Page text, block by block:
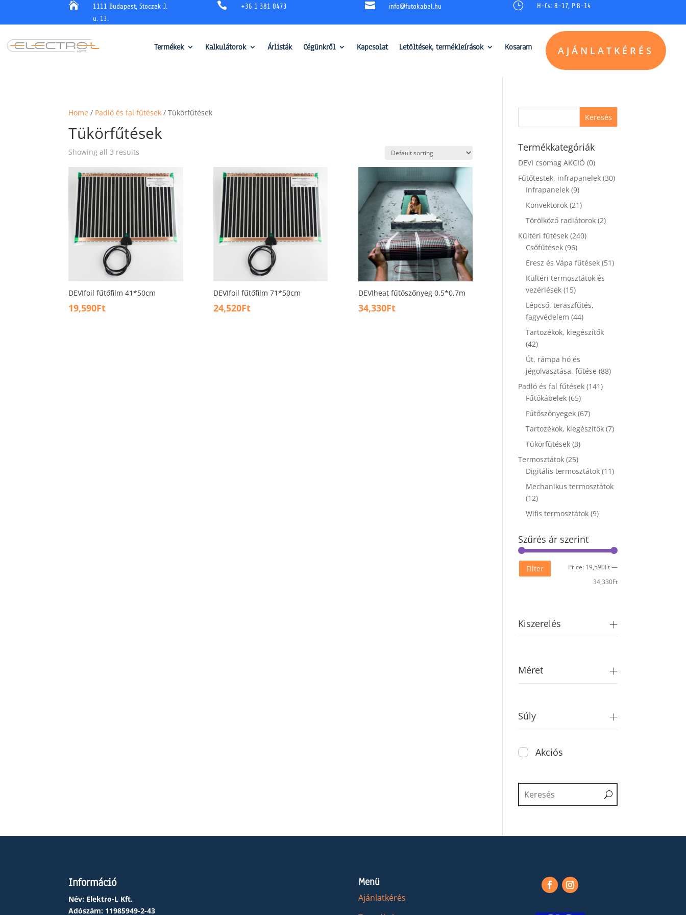

1111 Budapest, Stoczek J.
u. 13.
 +36 1 381 0473  info@futokabel.hu } H-Cs: 8-17, P:8-14
Termékek Kalkulátorok Árlisták Cégünkről Kapcsolat Letöltések, termékleírások Kosaram AJÁNLATKÉRÉS
Home / Padló és fal fűtések / Tükörfűtések
Tükörfűtések
Showing all 3 results
DEVIfoil fűtőfilm 41*50cm
19,590Ft
DEVIfoil fűtőfilm 71*50cm
24,520Ft
DEVIheat fűtőszőnyeg 0,5*0,7m
34,330Ft
Termékkategóriák
DEVI csomag AKCIÓ (0)
Fűtőtestek, infrapanelek (30)
Infrapanelek (9)
Konvektorok (21)
Törölköző radiátorok (2)
Kültéri fűtések (240)
Csőfűtések (96)
Eresz és Vápa fűtések (51)
Kültéri termosztátok és
vezérlések (15)
Lépcső, teraszfűtés,
fagyvédelem (44)
Tartozékok, kiegészítők
(42)
Út, rámpa hó és
jégolvasztása, fűtése (88)
Padló és fal fűtések (141)
Fűtőkábelek (65)
Fűtőszőnyegek (67)
Tartozékok, kiegészítők (7)
Tükörfűtések (3)
Termosztátok (25)
Digitális termosztátok (11)
Mechanikus termosztátok
(12)
Wifis termosztátok (9)
Szűrés ár szerint
Min
price
Max
price
Filter Price: 19,590Ft—
34,330Ft
Kiszerelés
Méret
Súly
Akciós
Információ
Név: Elektro-L Kft.
Adószám: 11985949-2-43
Menü
Ajánlatkérés